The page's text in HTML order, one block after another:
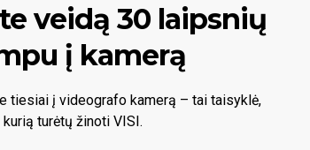
veidą 30 laipsnių
į kamerą
tiesiai į videografo kamerą – tai taisyklė,
kurią turėtų žinoti VISI.